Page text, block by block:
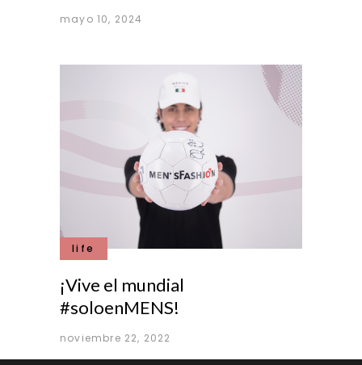
mayo 10, 2024
life
¡Vive el mundial
#soloenMENS!
noviembre 22, 2022